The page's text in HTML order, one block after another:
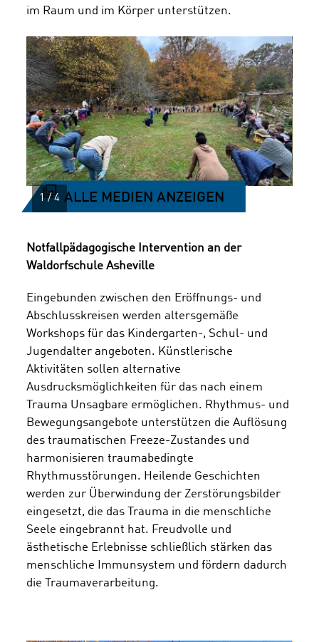
im Raum und im Körper unterstützen.
ALLE MEDIEN ANZEIGEN
Notfallpädagogische Intervention an der
Waldorfschule Asheville
Eingebunden zwischen den Eröffnungs- und
Abschlusskreisen werden altersgemäße
Workshops für das Kindergarten-, Schul- und
Jugendalter angeboten. Künstlerische
Aktivitäten sollen alternative
Ausdrucksmöglichkeiten für das nach einem
Trauma Unsagbare ermöglichen. Rhythmus- und
Bewegungsangebote unterstützen die Auflösung
des traumatischen Freeze-Zustandes und
harmonisieren traumabedingte
Rhythmusstörungen. Heilende Geschichten
werden zur Überwindung der Zerstörungsbilder
eingesetzt, die das Trauma in die menschliche
Seele eingebrannt hat. Freudvolle und
ästhetische Erlebnisse schließlich stärken das
menschliche Immunsystem und fördern dadurch
die Traumaverarbeitung.